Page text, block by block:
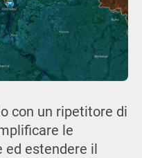
con un ripetitore di
le
estendere il